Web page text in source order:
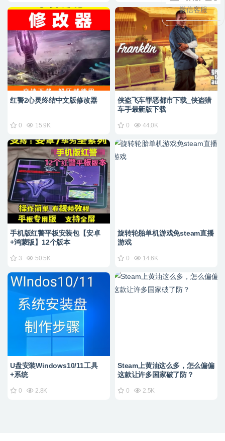
红警2心灵终结中文版修改器
0 15.9K
侠盗飞车罪恶都市下载_侠盗猎
车手最新版下载
0 44.0K
手机版红警平板安装包【安卓
+鸿蒙版】12个版本
3 50.5K
旋转轮胎单机游戏免steam直播
游戏
0 14.6K
U盘安装Windows10/11工具
+系统
0 2.8K
Steam上黄油这么多，怎么偏偏
这款让许多国家破了防？
0 2.5K
微信客服